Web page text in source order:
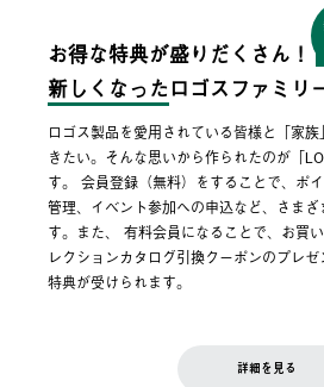
お得な特典が盛りだくさん！
新しくなった ロゴスファミリ
ロゴス製品を愛用されている皆様と「家
きたい。そんな思いから作られたのが「
す。 会員登録（無料）をすることで、ポ
管理、イベント参加への申込など、さま
す。また、 有料会員になることで、お買
レクションカタログ引換クーポンのプレ
特典が受けられます。
詳細を見る